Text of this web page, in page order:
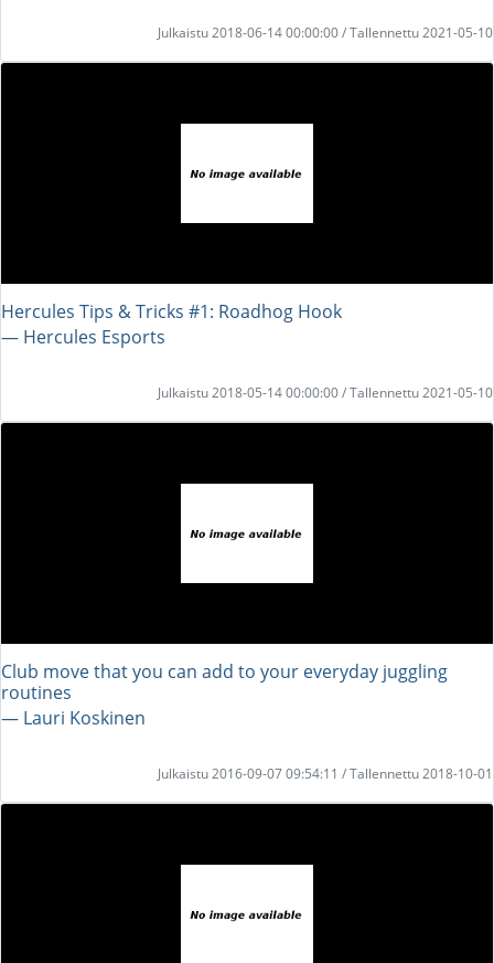
Julkaistu 2018-06-14 00:00:00 / Tallennettu 2021-05-10
Hercules Tips & Tricks #1: Roadhog Hook
― Hercules Esports
Julkaistu 2018-05-14 00:00:00 / Tallennettu 2021-05-10
Club move that you can add to your everyday juggling
routines
― Lauri Koskinen
Julkaistu 2016-09-07 09:54:11 / Tallennettu 2018-10-01